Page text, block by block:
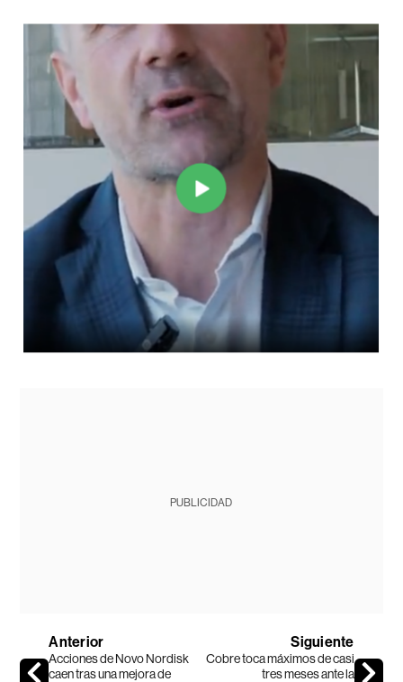
PUBLICIDAD
Anterior
Acciones de Novo Nordisk
caen tras una mejora de
Siguiente
Cobre toca máximos de casi
tres meses ante la